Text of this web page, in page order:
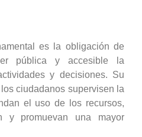
es la obligación de
pública y accesible la
y decisiones. Su
ciudadanos supervisen la
el uso de los recursos,
y promuevan una mayor